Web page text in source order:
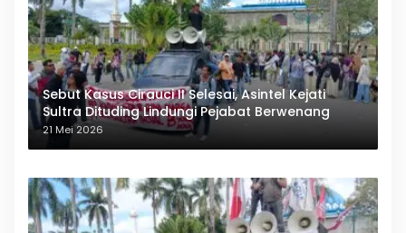
Sebut Kasus Cirauci II Selesai, Asintel Kejati
Sultra Dituding Lindungi Pejabat Berwenang
21 Mei 2026